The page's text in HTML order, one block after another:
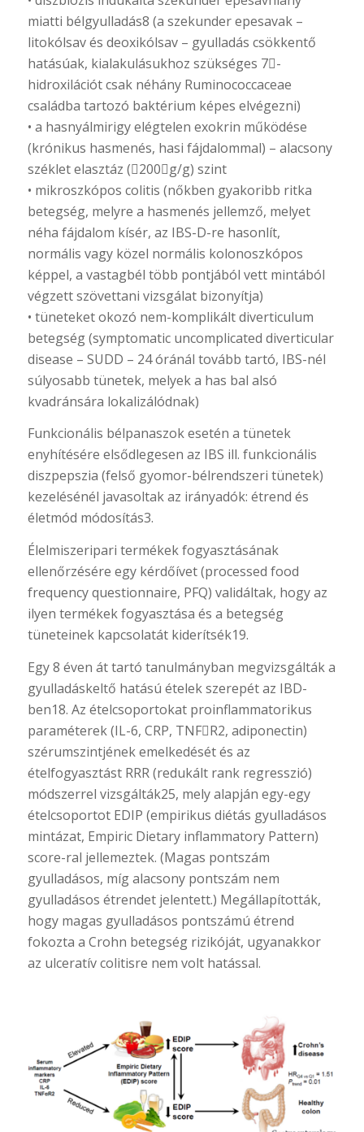
miatti bélgyulladás8 (a szekunder epesavak –
litokólsav és deoxikólsav – gyulladás csökkentő
hatásúak, kialakulásukhoz szükséges 7-
hidroxilációt csak néhány Ruminococcaceae
családba tartozó baktérium képes elvégezni)
• a hasnyálmirigy elégtelen exokrin működése
(krónikus hasmenés, hasi fájdalommal) – alacsony
széklet elasztáz (200g/g) szint
• mikroszkópos colitis (nőkben gyakoribb ritka
betegség, melyre a hasmenés jellemző, melyet
néha fájdalom kísér, az IBS-D-re hasonlít,
normális vagy közel normális kolonoszkópos
képpel, a vastagbél több pontjából vett mintából
végzett szövettani vizsgálat bizonyítja)
• tüneteket okozó nem-komplikált diverticulum
betegség (symptomatic uncomplicated diverticular
disease – SUDD – 24 óránál tovább tartó, IBS-nél
súlyosabb tünetek, melyek a has bal alsó
kvadránsára lokalizálódnak)
Funkcionális bélpanaszok esetén a tünetek
enyhítésére elsődlegesen az IBS ill. funkcionális
diszpepszia (felső gyomor-bélrendszeri tünetek)
kezelésénél javasoltak az irányadók: étrend és
életmód módosítás3.
Élelmiszeripari termékek fogyasztásának
ellenőrzésére egy kérdőívet (processed food
frequency questionnaire, PFQ) validáltak, hogy az
ilyen termékek fogyasztása és a betegség
tüneteinek kapcsolatát kiderítsék19.
Egy 8 éven át tartó tanulmányban megvizsgálták a
gyulladáskeltő hatású ételek szerepét az IBD-
ben18. Az ételcsoportokat proinflammatorikus
paraméterek (IL-6, CRP, TNFR2, adiponectin)
szérumszintjének emelkedését és az
ételfogyasztást RRR (redukált rank regresszió)
módszerrel vizsgálták25, mely alapján egy-egy
ételcsoportot EDIP (empirikus diétás gyulladásos
mintázat, Empiric Dietary inflammatory Pattern)
score-ral jellemeztek. (Magas pontszám
gyulladásos, míg alacsony pontszám nem
gyulladásos étrendet jelentett.) Megállapították,
hogy magas gyulladásos pontszámú étrend
fokozta a Crohn betegség rizikóját, ugyanakkor
az ulceratív colitisre nem volt hatással.